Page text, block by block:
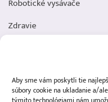
Aby sme vám poskytli tie
súbory cookie na ukladanie a/
Robotické vysávače
Zdravie
Dôležité odkazy